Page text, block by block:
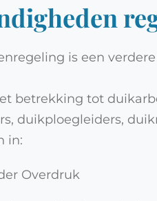
is een
betrekking tot
duikploegleiders,
in:
Overdruk